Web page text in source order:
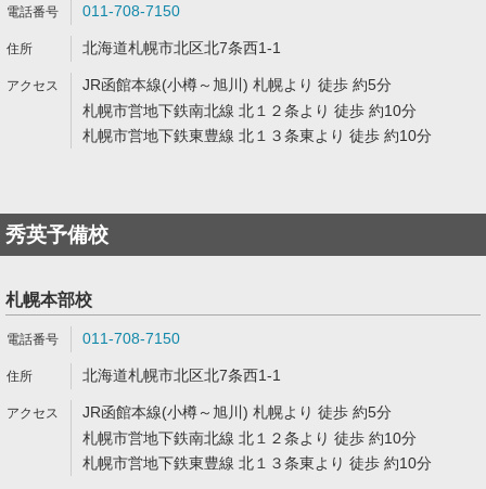
011-708-7150
北海道札幌市北区北7条西1-1
JR函館本線(小樽～旭川) 札幌より 徒歩 約5分
札幌市営地下鉄南北線 北１２条より 徒歩 約10分
札幌市営地下鉄東豊線 北１３条東より 徒歩 約10分
秀英予備校
札幌本部校
011-708-7150
北海道札幌市北区北7条西1-1
JR函館本線(小樽～旭川) 札幌より 徒歩 約5分
札幌市営地下鉄南北線 北１２条より 徒歩 約10分
札幌市営地下鉄東豊線 北１３条東より 徒歩 約10分